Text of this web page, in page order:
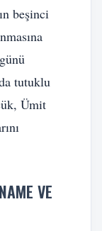
beşinci
tutuklu
Ümit
VE